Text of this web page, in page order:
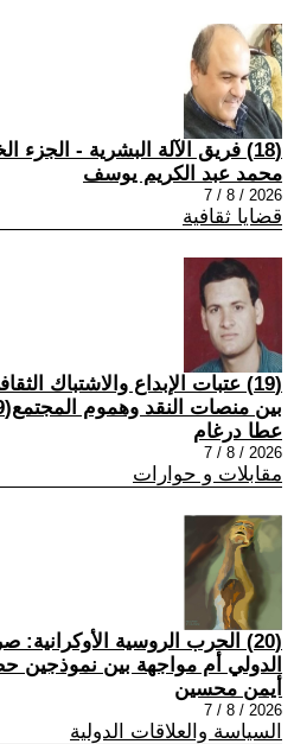
(18) فريق الآلة البشرية - الجزء الخامس
محمد عبد الكريم يوسف
2026 / 8 / 7
قضايا ثقافية
(19) عتبات الإبداع والاشتباك
بين منصات النقد وهموم المجتمع(9-10)
عطا درغام
2026 / 8 / 7
مقابلات و حوارات
(20) الحرب الروسية الأوكرانية:
الدولي أم مواجهة بين نموذجين
أيمن محسين
2026 / 8 / 7
السياسة والعلاقات الدولية